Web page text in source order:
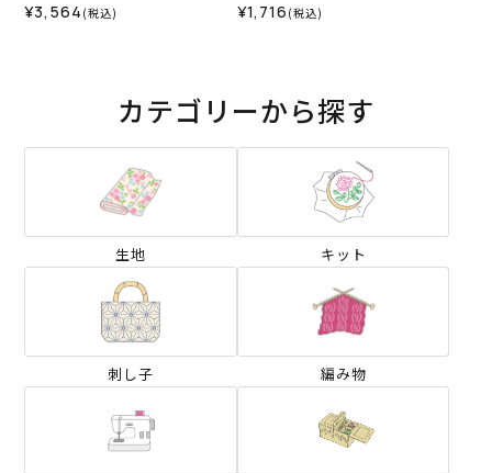
¥3,564 (税込) ¥1,716 (税込)
カテゴリーから探す
生地 キット
刺し子 編み物